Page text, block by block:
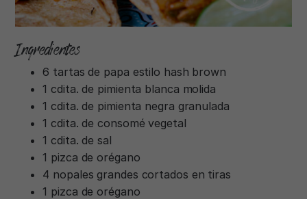
Ingredientes
6 tartas de papa estilo hash brown
1 cdita. de pimienta blanca molida
1 cdita. de pimienta negra granulada
1 cdita. de consomé vegetal
1 cdita. de sal
1 pizca de orégano
4 nopales grandes cortados en tiras
1 pizca de orégano